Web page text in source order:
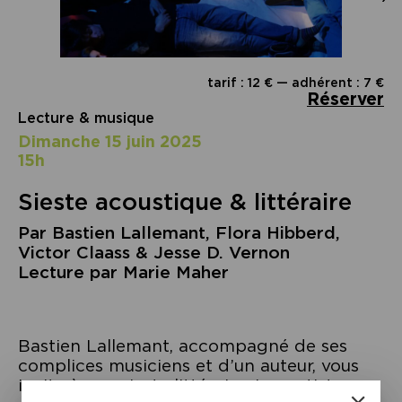
tarif : 12 € — adhérent : 7 €
Réserver
Lecture & musique
dimanche 15 juin 2025
15h
Sieste acoustique & littéraire
Par Bastien Lallemant, Flora Hibberd,
Victor Claass & Jesse D. Vernon
Lecture par Marie Maher
Bastien Lallemant, accompagné de ses
complices musiciens et d’un auteur, vous
invite à une sieste littéraire. Les artistes